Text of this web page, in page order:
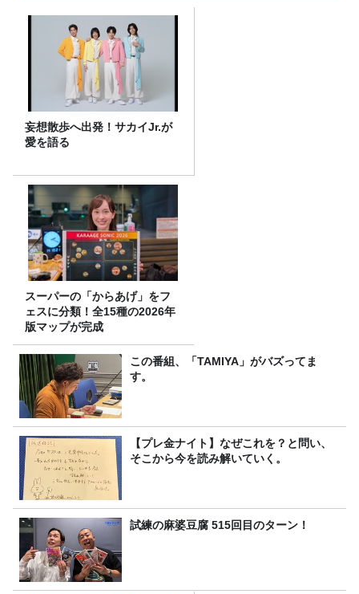
妄想散歩へ出発！サカイJr.が
愛を語る
スーパーの「からあげ」をフ
ェスに分類！全15種の2026年
版マップが完成
この番組、「TAMIYA」がバズってま
す。
【プレ金ナイト】なぜこれを？と問い、
そこから今を読み解いていく。
試練の麻婆豆腐 515回目のターン！